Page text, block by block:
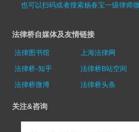
也可以扫码或者搜索杨春宝一级律师
法律桥自媒体及友情链接
法律图书馆 上海法律网
法律桥-知乎
法律桥B站空间
法律桥微博
法律桥头条
关注&咨询